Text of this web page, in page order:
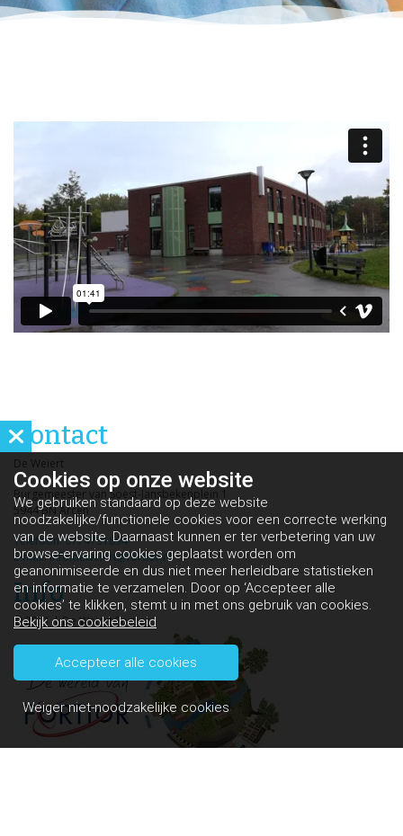
Contact
De Weiert
Burgemeester van Soest-Jansbekenplein 1
5944 BN Arcen
Telefoon: 0774731894
E-mail: info.deweiert@fortior.nl
Info
© 2021 | De Weiert Fortior
Cookies op onze website
We gebruiken standaard op deze website
noodzakelijke/functionele cookies voor een correcte werking
van de website. Daarnaast kunnen er ter verbetering van uw
browse-ervaring cookies geplaatst worden om
geanonimiseerde en dus niet meer herleidbare statistieken
en informatie te verzamelen. Door op ‘Accepteer alle
cookies’ te klikken, stemt u in met ons gebruik van cookies.
Bekijk ons cookiebeleid
Accepteer alle cookies
Weiger niet-noodzakelijke cookies